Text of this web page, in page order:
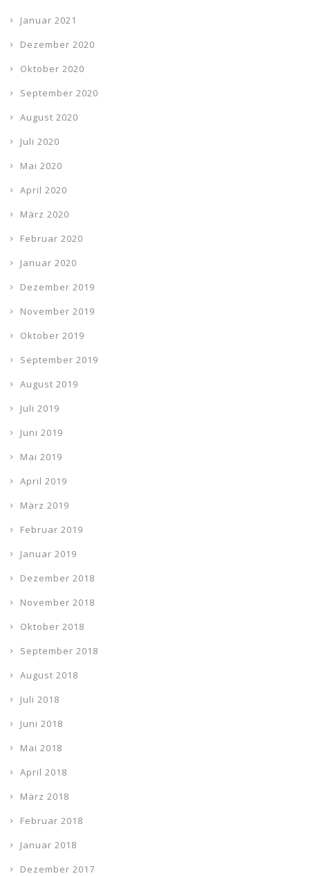
Januar 2021
Dezember 2020
Oktober 2020
September 2020
August 2020
Juli 2020
Mai 2020
April 2020
März 2020
Februar 2020
Januar 2020
Dezember 2019
November 2019
Oktober 2019
September 2019
August 2019
Juli 2019
Juni 2019
Mai 2019
April 2019
März 2019
Februar 2019
Januar 2019
Dezember 2018
November 2018
Oktober 2018
September 2018
August 2018
Juli 2018
Juni 2018
Mai 2018
April 2018
März 2018
Februar 2018
Januar 2018
Dezember 2017